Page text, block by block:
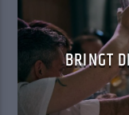
BRINGT